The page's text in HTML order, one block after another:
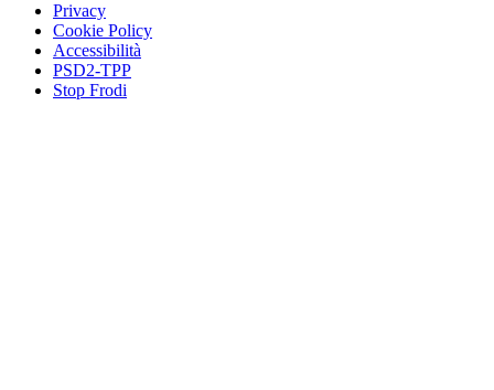
Privacy
Cookie Policy
Accessibilità
PSD2-TPP
Stop Frodi